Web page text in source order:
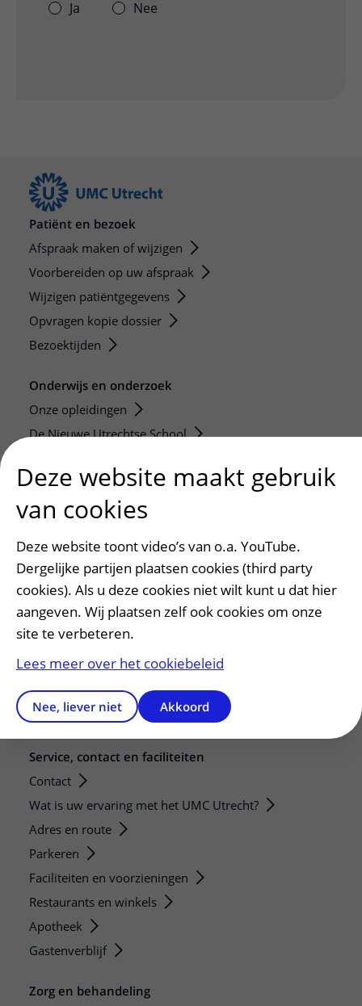
Ja
Nee
Patiënt en bezoek
Afspraak maken of wijzigen
Voorbereiden op uw afspraak
Wijzigen patiëntgegevens
Opvragen kopie dossier
Bezoektijden
Onderwijs en onderzoek
Onze opleidingen
De Nieuwe Utrechtse School
Research
Strategic programs
Researchers
Research technologies
Verwijzers
Mijn patiënt verwijzen
Teleconsult aanvragen
Diagnostiek aanvragen
Zorgverlenersportaal
Service, contact en faciliteiten
Contact
Wat is uw ervaring met het UMC Utrecht?
Adres en route
Parkeren
Faciliteiten en voorzieningen
Restaurants en winkels
Apotheek
Gastenverblijf
Zorg en behandeling
Deze website maakt gebruik
van cookies
Deze website toont video’s van o.a. YouTube.
Dergelijke partijen plaatsen cookies (third party
cookies). Als u deze cookies niet wilt kunt u dat hier
aangeven. Wij plaatsen zelf ook cookies om onze
site te verbeteren.
Lees meer over het cookiebeleid
Nee, liever niet Akkoord